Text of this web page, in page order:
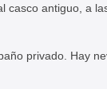
casco antiguo, a
privado. Hay